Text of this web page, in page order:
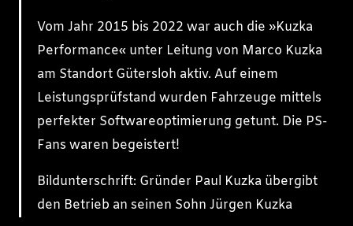
Vom Jahr 2015 bis 2022 war auch die »Kuzka
Performance« unter Leitung von Marco Kuzka
am Standort Gütersloh aktiv. Auf einem
Leistungsprüfstand wurden Fahrzeuge mittels
perfekter Softwareoptimierung getunt. Die PS-
Fans waren begeistert!
Bildunterschrift: Gründer Paul Kuzka übergibt
den Betrieb an seinen Sohn Jürgen Kuzka